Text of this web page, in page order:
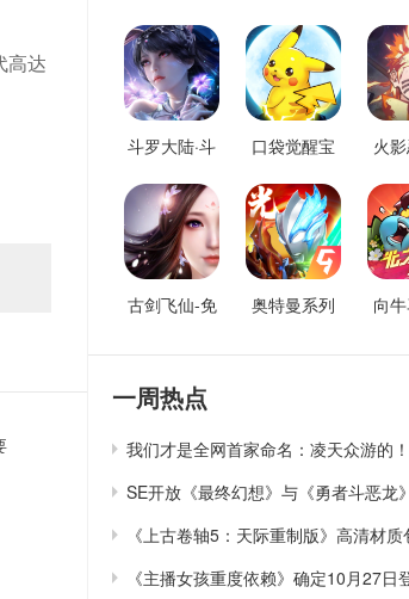
高达
版
斗罗大陆·斗
后台版
口袋觉醒宝
费后台
火
古剑飞仙-免
奥特曼系列
后台
向
向
一周热点
我们才是全网首家命名：凌天众游的！
SE开放《最终幻想》与《勇者斗恶龙
贺卡下载
《上古卷轴5：天际重制版》高清材
貌大修
《主播女孩重度依赖》确定10月27日